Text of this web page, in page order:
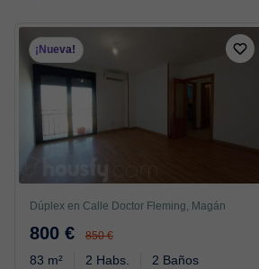
¡Nueva!
Dúplex en Calle Doctor Fleming, Magán
800 € 850 €
83 m² 2 Habs. 2 Baños